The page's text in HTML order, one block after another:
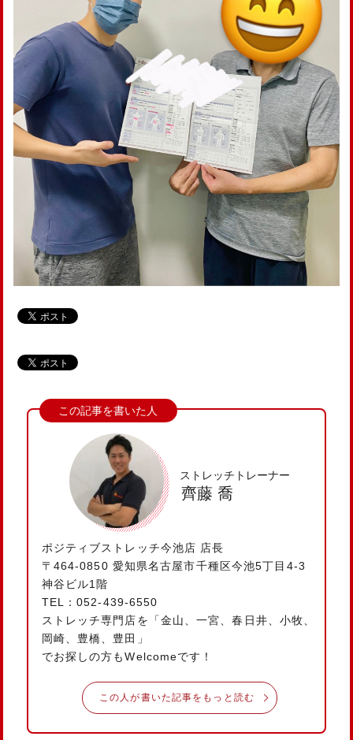
ストレッチトレーナー
齊藤 喬
ポジティブストレッチ今池店 店長
〒464-0850 愛知県名古屋市千種区今池5丁目4-3
神谷ビル1階
TEL：052-439-6550
ストレッチ専門店を「金山、一宮、春日井、小牧、
岡崎、豊橋、豊田」
でお探しの方もWelcomeです！
この人が書いた記事をもっと読む